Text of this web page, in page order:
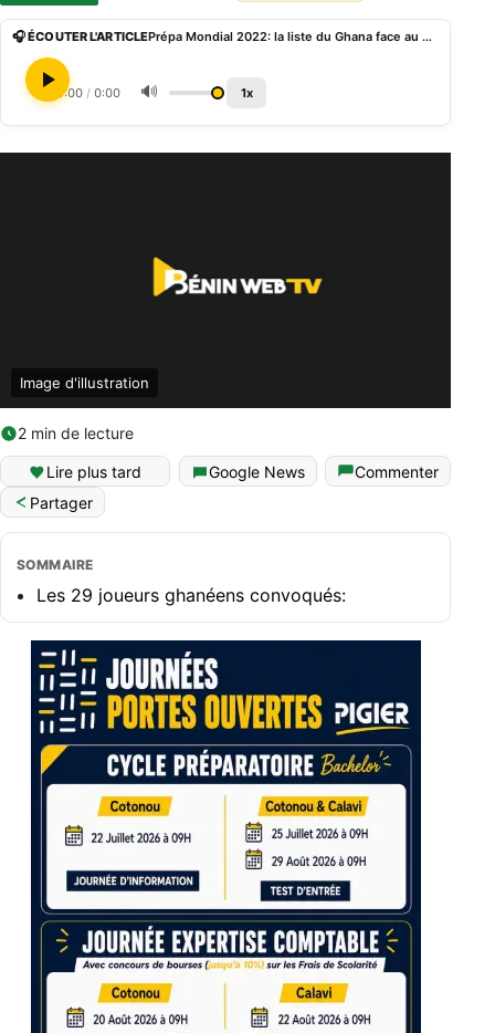
🎧 ÉCOUTER L'ARTICLE Prépa Mondial 2022: la liste du Ghana face au Brésil avec Inaki Williams et les frères Ayew
0:00 / 0:00 🔊 1x
Image d'illustration
2 min de lecture
Lire plus tard Google News
Commenter
Partager
SOMMAIRE
Les 29 joueurs ghanéens convoqués: